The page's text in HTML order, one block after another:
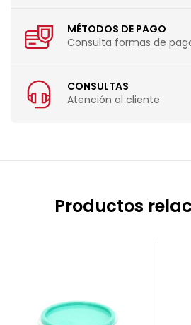
MÉTODOS DE PAGO
Consulta formas de
CONSULTAS
Atención al cliente
Productos